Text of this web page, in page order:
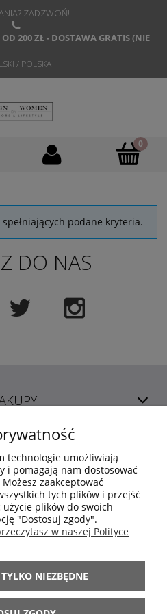
ZADZWOŃ!
200 ZŁ - DOSTAWA GRATIS (NIE
podane kryteria.
DO NAS
KONTO
technologie umożliwiają
i pomagają nam dostosować
zaakceptować
tych plików i przejść
plików do swoich
"Dostosuj zgody".
w naszej Polityce
NIEZBĘDNE